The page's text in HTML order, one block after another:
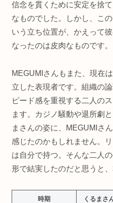
信念を貫くために安定を捨
なものでした。しかし、こ
いう立ち位置が、かえって
なったのは皮肉なものです。
MEGUMIさんもまた、現在
立した表現者です。組織の
ピード感を重視する二人の
ます。カジノ騒動や退所劇
まさんの姿に、MEGUMIさ
感じたのかもしれません。
は自分で持つ。そんな二人
形で結実したのだと思うと
時期 くるまさ